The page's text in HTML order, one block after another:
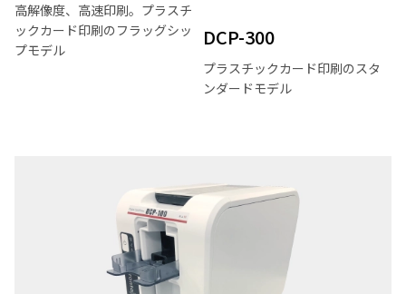
高解像度、高速印刷。プラスチ
ックカード印刷のフラッグシッ
プモデル
DCP-300
プラスチックカード印刷のスタ
ンダードモデル